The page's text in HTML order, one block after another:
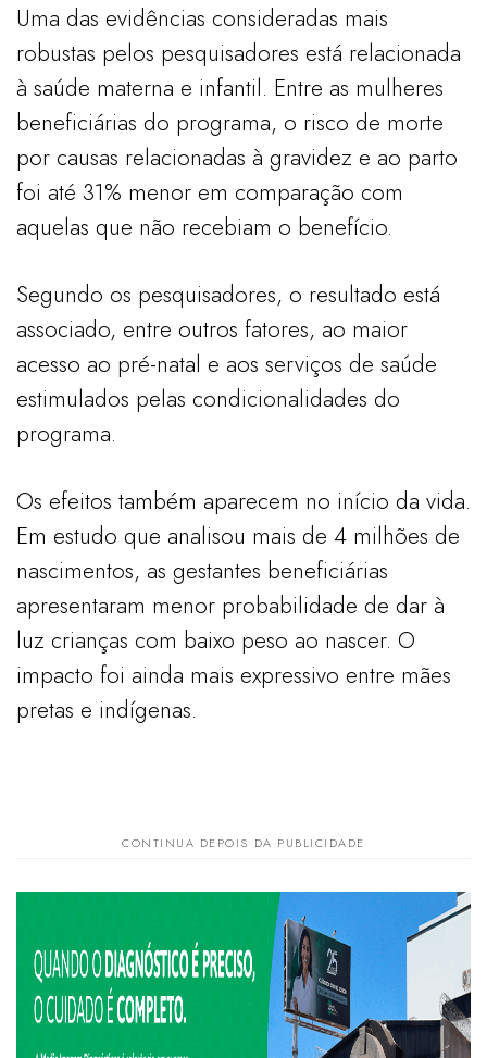
Uma das evidências consideradas mais
robustas pelos pesquisadores está relacionada
à saúde materna e infantil. Entre as mulheres
beneficiárias do programa, o risco de morte
por causas relacionadas à gravidez e ao parto
foi até 31% menor em comparação com
aquelas que não recebiam o benefício.
Segundo os pesquisadores, o resultado está
associado, entre outros fatores, ao maior
acesso ao pré-natal e aos serviços de saúde
estimulados pelas condicionalidades do
programa.
Os efeitos também aparecem no início da vida.
Em estudo que analisou mais de 4 milhões de
nascimentos, as gestantes beneficiárias
apresentaram menor probabilidade de dar à
luz crianças com baixo peso ao nascer. O
impacto foi ainda mais expressivo entre mães
pretas e indígenas.